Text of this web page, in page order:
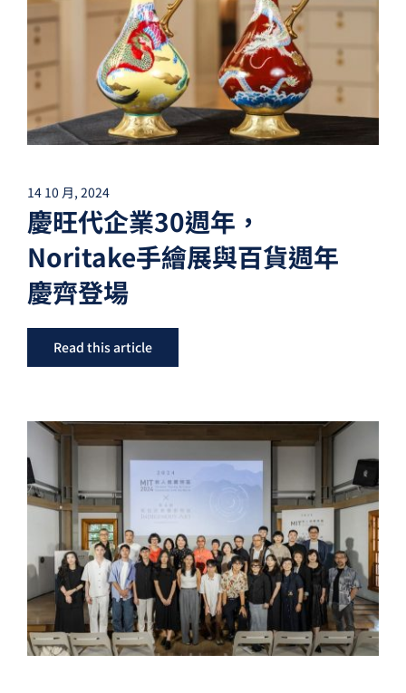
14 10 月, 2024
慶旺代企業30週年，
Noritake手繪展與百貨週年
慶齊登場
Read this article